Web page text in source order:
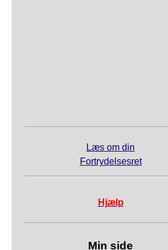
Læs om din
Fortrydelsesret
Hjælp
Min side